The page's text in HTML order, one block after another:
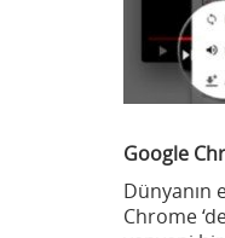
Google
Dünyanın
Chrome